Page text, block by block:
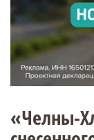
«Челны-